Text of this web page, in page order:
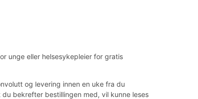
unge eller helsesykepleier for gratis
og levering innen en uke fra du
bekrefter bestillingen med, vil kunne leses